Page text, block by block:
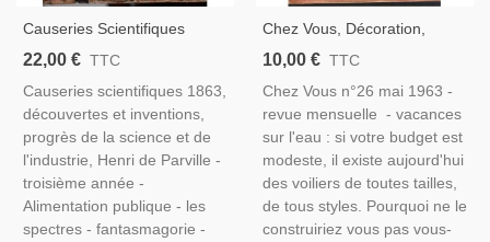
Causeries Scientifiques
1863, Progrès De La Science
Parville - Inventions 19e
Siècle, Revues
22,00 € TTC
Causeries scientifiques 1863,
découvertes et inventions,
progrès de la science et de
l'industrie, Henri de Parville -
troisième année -
Alimentation publique - les
spectres - fantasmagorie -
Chez Vous, Décoration,
Cuisine, Entretien N°26 Mai
Féminin, Décoration, Vintage
1950
10,00 € TTC
Chez Vous n°26 mai 1963 -
revue mensuelle - vacances
sur l'eau : si votre budget est
modeste, il existe aujourd'hui
des voiliers de toutes tailles,
de tous styles. Pourquoi ne le
construiriez vous pas vous-